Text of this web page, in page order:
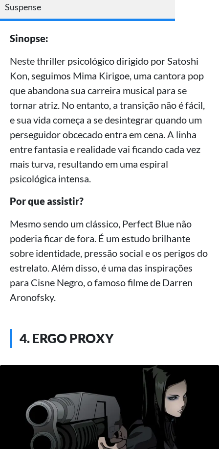
Suspense
Sinopse:
Neste thriller psicológico dirigido por Satoshi
Kon, seguimos Mima Kirigoe, uma cantora pop
que abandona sua carreira musical para se
tornar atriz. No entanto, a transição não é fácil,
e sua vida começa a se desintegrar quando um
perseguidor obcecado entra em cena. A linha
entre fantasia e realidade vai ficando cada vez
mais turva, resultando em uma espiral
psicológica intensa.
Por que assistir?
Mesmo sendo um clássico, Perfect Blue não
poderia ficar de fora. É um estudo brilhante
sobre identidade, pressão social e os perigos do
estrelato. Além disso, é uma das inspirações
para Cisne Negro, o famoso filme de Darren
Aronofsky.
4. ERGO PROXY